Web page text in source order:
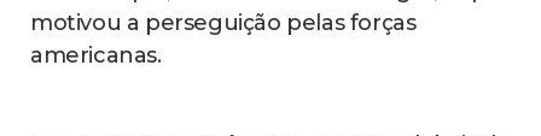
motivou a perseguição pelas forças
americanas.